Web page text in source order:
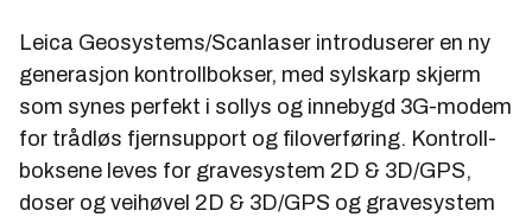
Leica Geosystems/Scanlaser introduserer en ny
generasjon kontroll­bokser, med sylskarp skjerm
som synes perfekt i sollys og innebygd 3G-modem
for trådløs fjernsupport og filoverføring. Kontroll­
boksene leves for gravesystem 2D & 3D/GPS,
doser og veihøvel 2D & 3D/GPS og gravesystem